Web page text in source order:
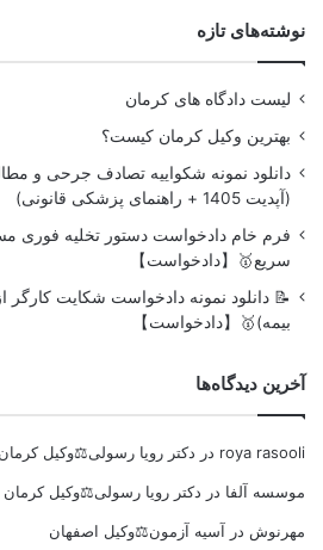
نوشته‌های تازه
لیست دادگاه های کرمان
بهترین وکیل کرمان کیست؟
دانلود نمونه شکواییه تصادف جرحی و
(آپدیت 1405 + راهنمای پزشکی قانونی)
فرم خام دادخواست دستور تخلیه فوری
سریع🥇【دادخواست】
📝 دانلود نمونه دادخواست شکایت کارگر
بیمه)🥇【دادخواست】
آخرین دیدگاه‌ها
roya rasooli در دکتر رویا رسولی⚖️وکیل کرمان
موسسه آلفا در دکتر رویا رسولی⚖️وکیل کرمان
مهرنوش در آسیه آزمون⚖️وکیل اصفهان